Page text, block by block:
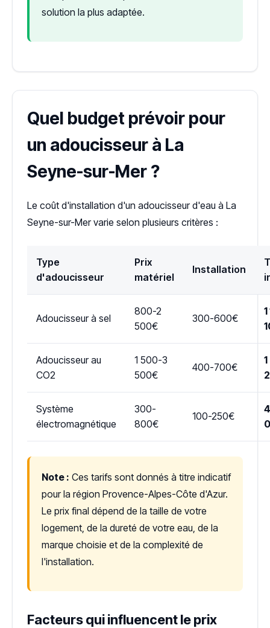
solution la plus adaptée.
Quel budget prévoir pour
un adoucisseur à La
Seyne-sur-Mer ?
Le coût d'installation d'un adoucisseur d'eau à La
Seyne-sur-Mer varie selon plusieurs critères :
Type
d'adoucisseur
Prix
matériel
Installation
Adoucisseur à sel
800-2
500€
300-600€
Adoucisseur au
CO2
1 500-3
500€
400-700€
Système
électromagnétique
300-
800€
100-250€
Note : Ces tarifs sont donnés à titre indicatif
pour la région Provence-Alpes-Côte d'Azur.
Le prix final dépend de la taille de votre
logement, de la dureté de votre eau, de la
marque choisie et de la complexité de
l'installation.
Facteurs qui influencent le prix